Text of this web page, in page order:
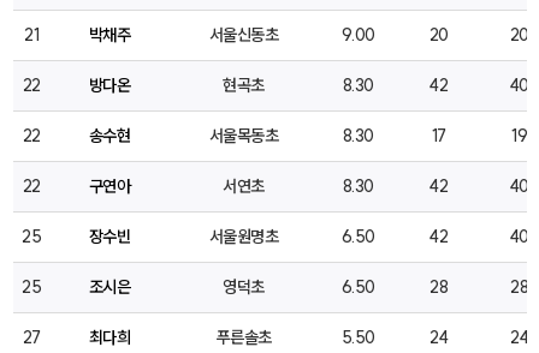
21 박채주 서울신동초 9.00 20 20
22 방다온 현곡초 8.30 42 40
22 송수현 서울목동초 8.30 17 19
22 구연아 서연초 8.30 42 40
25 장수빈 서울원명초 6.50 42 40
25 조시은 영덕초 6.50 28 28
27 최다희 푸른솔초 5.50 24 24